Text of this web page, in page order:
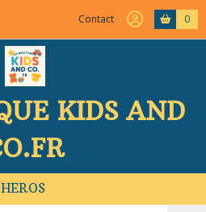
Contact 0
KIDS AND